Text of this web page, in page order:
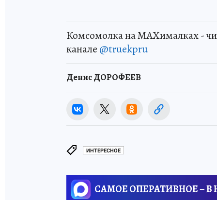
Комсомолка на MAXималках -
канале @truekpru
Денис ДОРОФЕЕВ
ИНТЕРЕСНОЕ
САМОЕ ОПЕРАТИВНОЕ – В